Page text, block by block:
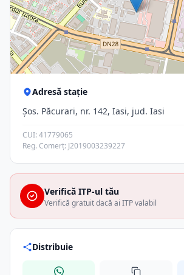
Adresă stație
Şos. Păcurari, nr. 142, Iasi, jud. Iasi
CUI: 41779065
Reg. Comerț: J2019003239227
Verifică ITP-ul tău
Verifică gratuit dacă ai ITP valabil
Distribuie